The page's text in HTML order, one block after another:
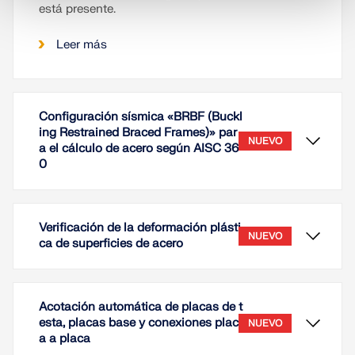
está presente.
Leer más
Configuración sísmica «BRBF (Buckl
ing Restrained Braced Frames)» par
a el cálculo de acero según AISC 36
0
NUEVO
Verificación de la deformación plásti
ca de superficies de acero
NUEVO
Acotación automática de placas de t
esta, placas base y conexiones plac
a a placa
NUEVO